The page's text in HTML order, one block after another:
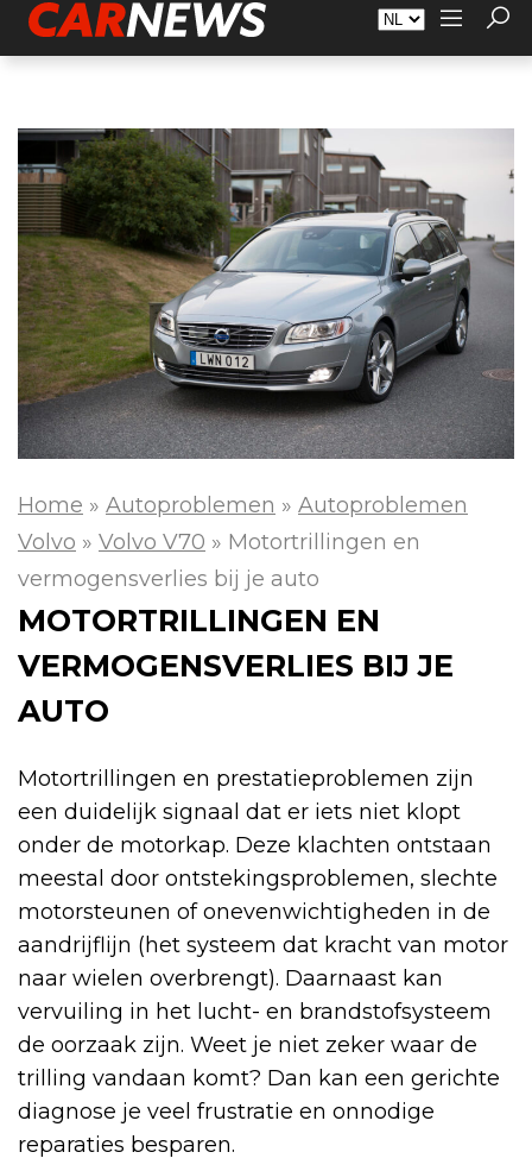
Adverteren Over Carnews.nl Contact
Home » Autoproblemen » Autoproblemen
Volvo » Volvo V70 » Motortrillingen en
vermogensverlies bij je auto
MOTORTRILLINGEN EN
VERMOGENSVERLIES BIJ JE
AUTO
Motortrillingen en prestatieproblemen zijn
een duidelijk signaal dat er iets niet klopt
onder de motorkap. Deze klachten ontstaan
meestal door ontstekingsproblemen, slechte
motorsteunen of onevenwichtigheden in de
aandrijflijn (het systeem dat kracht van motor
naar wielen overbrengt). Daarnaast kan
vervuiling in het lucht- en brandstofsysteem
de oorzaak zijn. Weet je niet zeker waar de
trilling vandaan komt? Dan kan een gerichte
diagnose je veel frustratie en onnodige
reparaties besparen.